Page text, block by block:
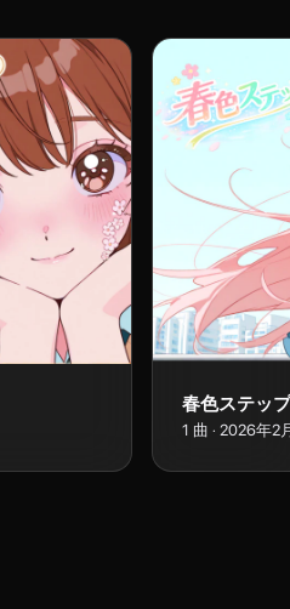
春色ステップ
1 曲 · 2026年2